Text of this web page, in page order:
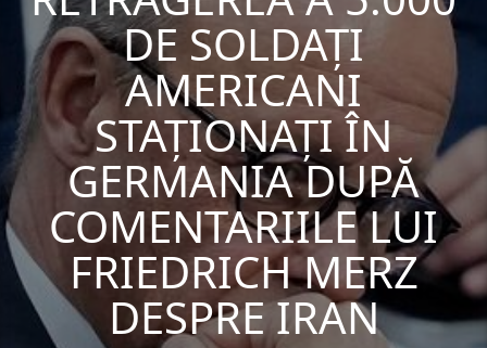
DE SOLDAȚI
AMERICANI
STAȚIONAȚI ÎN
GERMANIA DUPĂ
COMENTARIILE LUI
FRIEDRICH MERZ
DESPRE IRAN